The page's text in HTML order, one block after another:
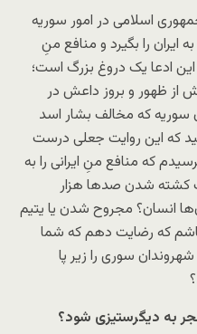
اسلامی در امور سوریه
را بگیرد و منافع منِ
این ادعا یک دروغ بزرگ است؛
ظهور و بروز داعش در
که مخالف بشار اسد
که این روایت جعلی درست
که منافع منِ ایرانی را به
کشته شدن صدها هزار
انسان؟ مجروح شدن یا یتیم
که رضایت دهم که شما
سوری را زیر پا
به دیگرستیزی شود؟